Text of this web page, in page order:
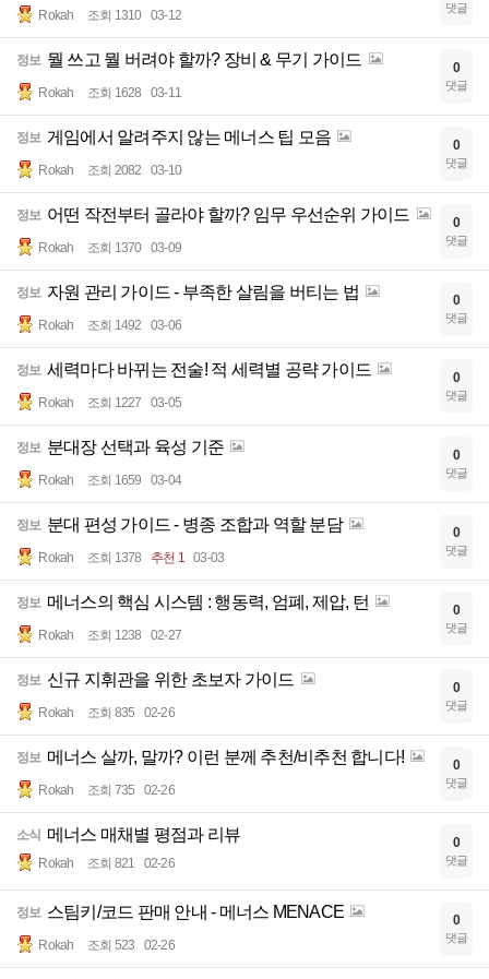
Rokah 조회 1310 03-12 댓글
정보 뭘 쓰고 뭘 버려야 할까? 장비 & 무기 가이드
Rokah 조회 1628 03-11
0
댓글
정보 게임에서 알려주지 않는 메너스 팁 모음
Rokah 조회 2082 03-10
0
댓글
정보 어떤 작전부터 골라야 할까? 임무 우선순위 가이드
Rokah 조회 1370 03-09
0
댓글
정보 자원 관리 가이드 - 부족한 살림을 버티는 법
Rokah 조회 1492 03-06
0
댓글
정보 세력마다 바뀌는 전술! 적 세력별 공략 가이드
Rokah 조회 1227 03-05
0
댓글
정보 분대장 선택과 육성 기준
Rokah 조회 1659 03-04
0
댓글
정보 분대 편성 가이드 - 병종 조합과 역할 분담
Rokah 조회 1378 추천 1 03-03
0
댓글
정보 메너스의 핵심 시스템 : 행동력, 엄폐, 제압, 턴
Rokah 조회 1238 02-27
0
댓글
정보 신규 지휘관을 위한 초보자 가이드
Rokah 조회 835 02-26
0
댓글
정보 메너스 살까, 말까? 이런 분께 추천/비추천 합니다!
Rokah 조회 735 02-26
0
댓글
소식 메너스 매채별 평점과 리뷰
Rokah 조회 821 02-26
0
댓글
정보 스팀키/코드 판매 안내 - 메너스 MENACE
Rokah 조회 523 02-26
0
댓글